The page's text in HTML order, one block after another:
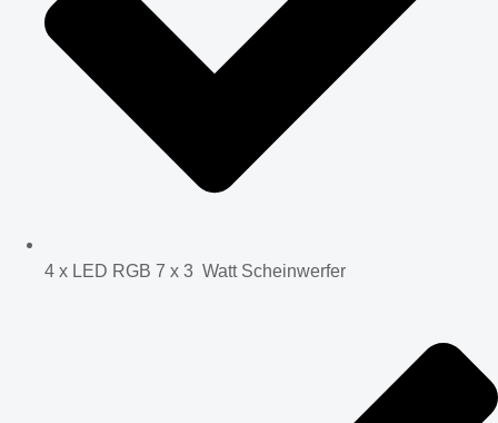
4 x LED RGB 7 x 3 Watt Scheinwerfer